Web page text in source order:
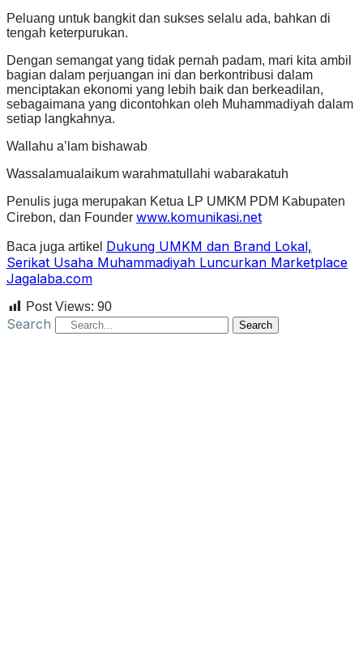
Peluang untuk bangkit dan sukses selalu ada, bahkan di
tengah keterpurukan.
Dengan semangat yang tidak pernah padam, mari kita ambil
bagian dalam perjuangan ini dan berkontribusi dalam
menciptakan ekonomi yang lebih baik dan berkeadilan,
sebagaimana yang dicontohkan oleh Muhammadiyah dalam
setiap langkahnya.
Wallahu a’lam bishawab
Wassalamualaikum warahmatullahi wabarakatuh
Penulis juga merupakan Ketua LP UMKM PDM Kabupaten
Cirebon, dan Founder www.komunikasi.net
Baca juga artikel Dukung UMKM dan Brand Lokal,
Serikat Usaha Muhammadiyah Luncurkan Marketplace
Jagalaba.com
Post Views: 90
Search Search